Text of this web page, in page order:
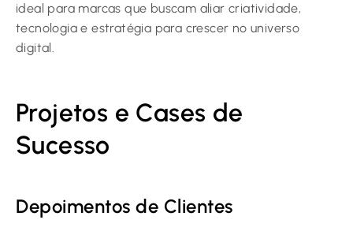
ideal para marcas que buscam aliar criatividade,
tecnologia e estratégia para crescer no universo
digital.
Projetos e Cases de
Sucesso
Depoimentos de Clientes